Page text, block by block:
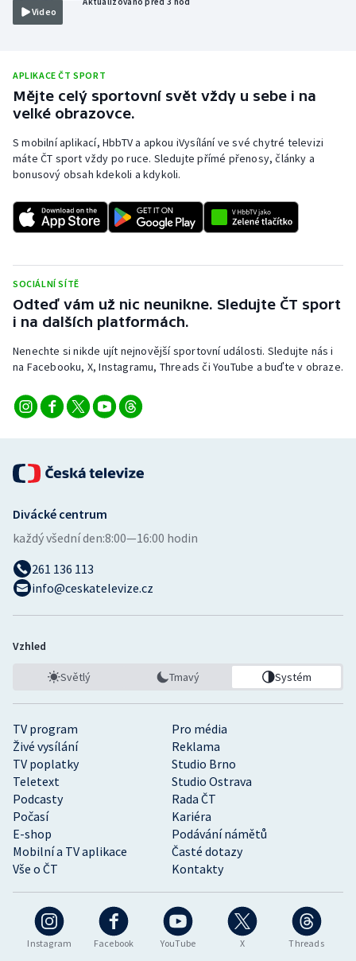
Ragby
Rychlobruslení
Rychlostní kanoistika
Short track
Sportovní střelba
Triatlon
Vodní slalom
Volejbal
Video
APLIKACE ČT SPORT
Mějte celý sportovní svět vždy u sebe i na
velké obrazovce.
S mobilní aplikací, HbbTV a apkou iVysílání ve své chytré televizi
máte ČT sport vždy po ruce. Sledujte přímé přenosy, články a
bonusový obsah kdekoli a kdykoli.
SOCIÁLNÍ SÍTĚ
Odteď vám už nic neunikne. Sledujte ČT sport
i na dalších platformách.
Nenechte si nikde ujít nejnovější sportovní události. Sledujte nás i
na Facebooku, X, Instagramu, Threads či YouTube a buďte v obraze.
Instagram Facebook YouTube X Threads
TV program
Pro média
Živé vysílání
Reklama
TV poplatky
Studio Brno
Teletext
Studio Ostrava
Podcasty
Rada ČT
Počasí
Kariéra
E-shop
Podávání námětů
Mobilní a TV aplikace
Časté dotazy
Vše o ČT
Kontakty
Divácké centrum
každý všední den:8:00—16:00 hodin
261 136 113
info@ceskatelevize.cz
Vzhled
Světlý Tmavý Systém